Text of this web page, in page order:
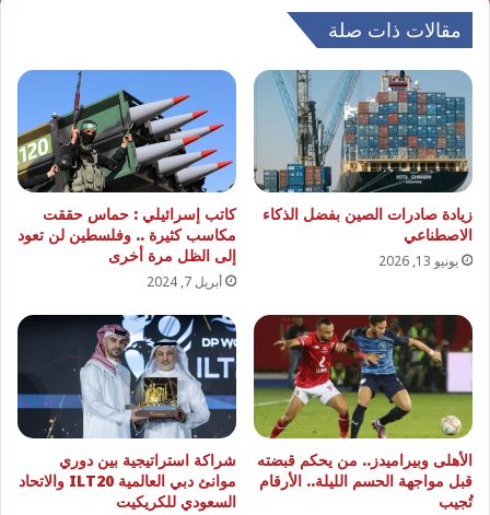
مقالات ذات صلة
زيادة صادرات الصين بفضل الذكاء
الاصطناعي
يونيو 13, 2026
كاتب إسرائيلي : حماس حققت
مكاسب كثيرة .. وفلسطين لن تعود
إلى الظل مرة أخرى
أبريل 7, 2024
الأهلى وبيراميدز.. من يحكم قبضته
قبل مواجهة الحسم الليلة.. الأرقام
تُجيب
شراكة استراتيجية بين دوري
موانئ دبي العالمية ILT20 والاتحاد
السعودي للكريكيت